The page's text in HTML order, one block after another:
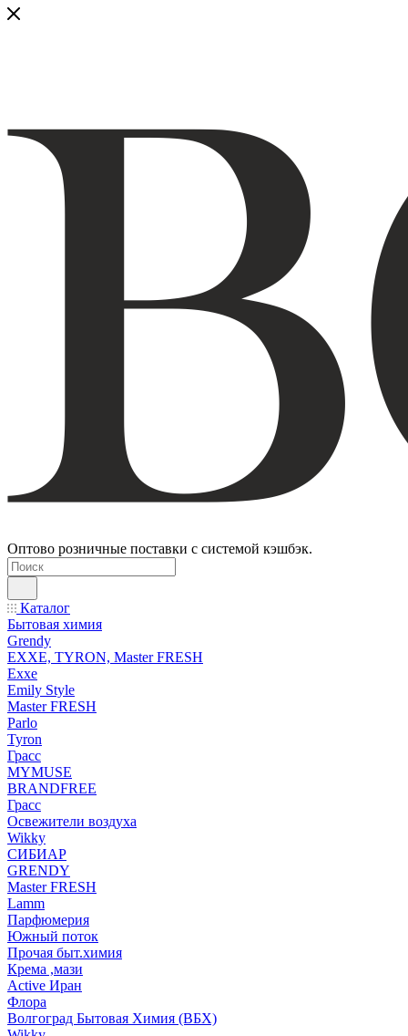
Оптово розничные поставки с системой кэшбэк.
Каталог
Бытовая химия
Grendy
EXXE, TYRON, Master FRESH
Exxe
Emily Style
Master FRESH
Parlo
Tyron
Грасс
MYMUSE
BRANDFREE
Грасс
Освежители воздуха
Wikky
СИБИАР
GRENDY
Master FRESH
Lamm
Парфюмерия
Южный поток
Прочая быт.химия
Крема ,мази
Аctive Иран
Флора
Волгоград Бытовая Химия (ВБХ)